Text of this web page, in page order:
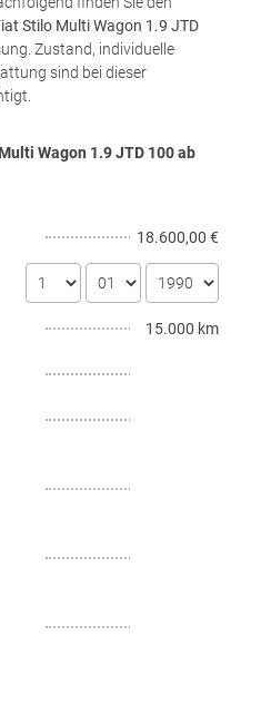
Stilo Multi Wagon 1.9 JTD
Zustand, individuelle
sind bei dieser
Wagon 1.9 JTD 100 ab
18.600,00 €
15.000 km